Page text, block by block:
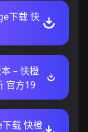
下载 快
– 快橙
官方19
载 快橙